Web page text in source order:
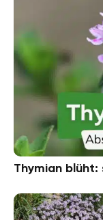
Thymian